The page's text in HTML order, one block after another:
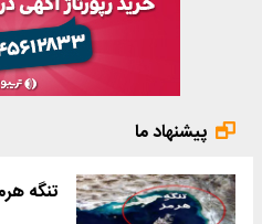
پیشنهاد ما
تنگه